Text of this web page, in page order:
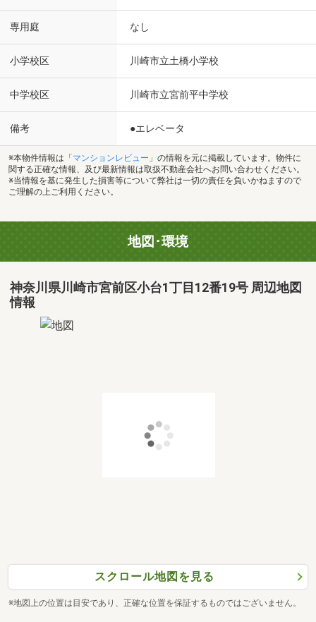
専用庭 なし
小学校区 川崎市立土橋小学校
中学校区 川崎市立宮前平中学校
備考 ●エレベータ
※本物件情報は「 マンションレビュー 」の情報を元に掲載しています。物件に
関する正確な情報、及び最新情報は取扱不動産会社へお問い合わせください。
※当情報を基に発生した損害等について弊社は一切の責任を負いかねますので
ご理解の上ご利用ください。
地図･環境
神奈川県川崎市宮前区小台1丁目12番19号 周辺地図
情報
スクロール地図を見る
※地図上の位置は目安であり、正確な位置を保証するものではございません。